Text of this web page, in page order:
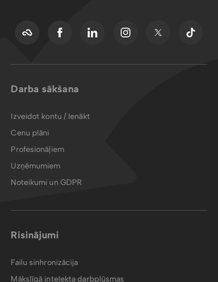
Darba sākšana
Izveidot kontu / Ienākt
Cenu plāni
Profesionāļiem
Uzņēmumiem
Noteikumi un GDPR
Risinājumi
Failu sinhronizācija
Mākslīgā intelekta darbplūsmas